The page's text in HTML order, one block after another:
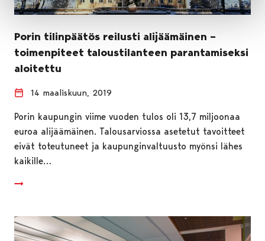
Porin tilinpäätös reilusti alijäämäinen –
toimenpiteet taloustilanteen parantamiseksi
aloitettu
14 maaliskuun, 2019
Porin kaupungin viime vuoden tulos oli 13,7 miljoonaa
euroa alijäämäinen. Talousarviossa asetetut tavoitteet
eivät toteutuneet ja kaupunginvaltuusto myönsi lähes
kaikille…